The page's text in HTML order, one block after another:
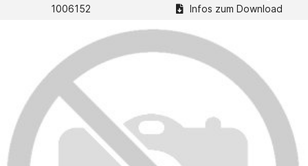
1006152
Infos zum Download